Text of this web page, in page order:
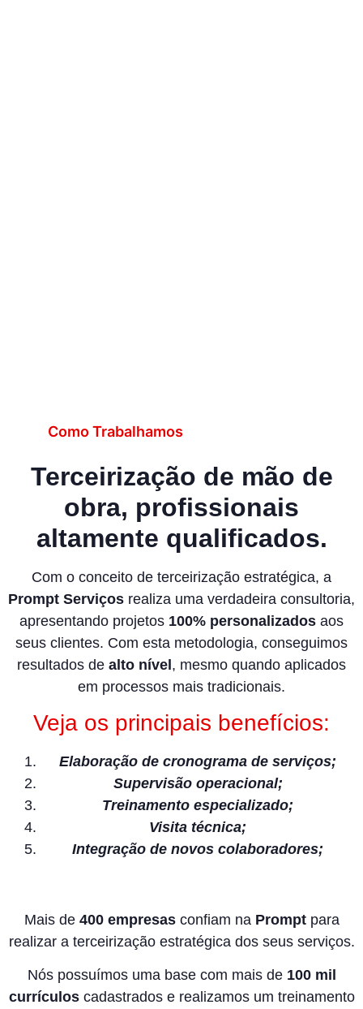
Como Trabalhamos
Terceirização de mão de
obra, profissionais
altamente qualificados.
Com o conceito de terceirização estratégica, a
Prompt Serviços realiza uma verdadeira consultoria,
apresentando projetos 100% personalizados aos
seus clientes. Com esta metodologia, conseguimos
resultados de alto nível, mesmo quando aplicados
em processos mais tradicionais.
Veja os principais benefícios:
Elaboração de cronograma de serviços;
Supervisão operacional;
Treinamento especializado;
Visita técnica;
Integração de novos colaboradores;
Mais de 400 empresasconfiam na Promptpara
realizar a terceirização estratégica dos seus serviços.
Nós possuímos uma base com mais de 100 mil
currículoscadastrados e realizamos um treinamento